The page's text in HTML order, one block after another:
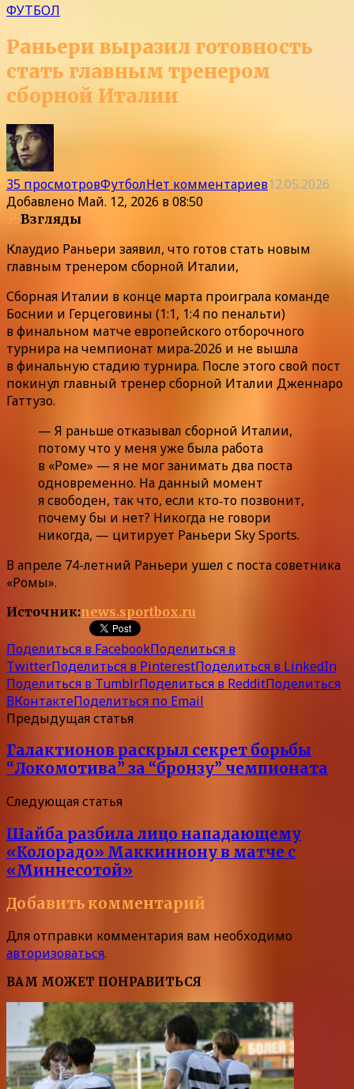
ФУТБОЛ
Раньери выразил готовность
стать главным тренером
сборной Италии
35 просмотровФутболНет комментариев12.05.2026
Добавлено Май. 12, 2026 в 08:50
Взгляды
Клаудио Раньери заявил, что готов стать новым
главным тренером сборной Италии,
Сборная Италии в конце марта проиграла команде
Боснии и Герцеговины (1:1, 1:4 по пенальти)
в финальном матче европейского отборочного
турнира на чемпионат мира‑2026 и не вышла
в финальную стадию турнира. После этого свой пост
покинул главный тренер сборной Италии Дженнаро
Гаттузо.
— Я раньше отказывал сборной Италии,
потому что у меня уже была работа
в «Роме» — я не мог занимать два поста
одновременно. На данный момент
я свободен, так что, если кто‑то позвонит,
почему бы и нет? Никогда не говори
никогда, — цитирует Раньери Sky Sports.
В апреле 74-летний Раньери ушел с поста советника
«Ромы».
Источник:news.sportbox.ru
Поделиться в FacebookПоделиться в
TwitterПоделиться в PinterestПоделиться в LinkedIn
Поделиться в TumblrПоделиться в RedditПоделиться
ВКонтактеПоделиться по Email
Предыдущая статья
Галактионов раскрыл секрет борьбы
“Локомотива” за “бронзу” чемпионата
Следующая статья
Шайба разбила лицо нападающему
«Колорадо» Маккиннону в матче с
«Миннесотой»
Добавить комментарий
Для отправки комментария вам необходимо
авторизоваться.
ВАМ МОЖЕТ ПОНРАВИТЬСЯ